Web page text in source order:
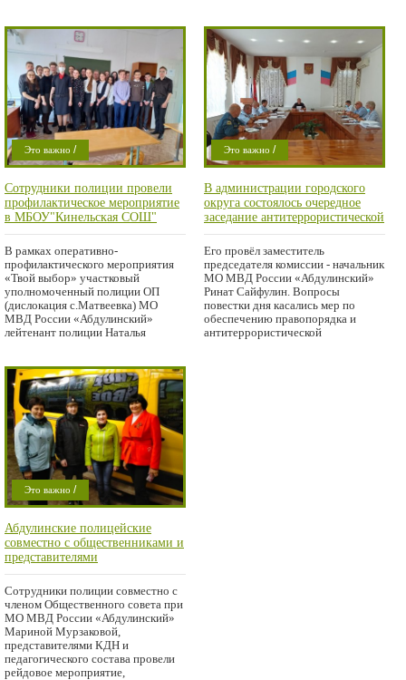
Это важно /
Проишествие/
Город
Сотрудники полиции провели
профилактическое мероприятие
в МБОУ"Кинельская СОШ"
В рамках оперативно-
профилактического мероприятия
«Твой выбор» участковый
уполномоченный полиции ОП
(дислокация с.Матвеевка) МО
МВД России «Абдулинский»
лейтенант полиции Наталья
Это важно /
Проишествие/
Город
В администрации городского
округа состоялось очередное
заседание антитеррористической
комиссии муниципального
образования
Его провёл заместитель
председателя комиссии - начальник
МО МВД России «Абдулинский»
Ринат Сайфулин. Вопросы
повестки дня касались мер по
обеспечению правопорядка и
антитеррористической
Это важно /
Криминал/
Проишествие/
Город
Абдулинские полицейские
совместно с общественниками и
представителями
администрации провели
рейдовое мероприятие
Сотрудники полиции совместно с
членом Общественного совета при
МО МВД России «Абдулинский»
Мариной Мурзаковой,
представителями КДН и
педагогического состава провели
рейдовое мероприятие,